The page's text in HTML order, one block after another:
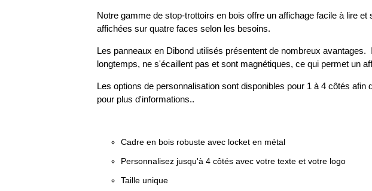
Notre gamme de stop-trottoirs en bois offre un affichage facile à lire
affichées sur quatre faces selon les besoins.
Les panneaux en Dibond utilisés présentent de nombreux
longtemps, ne s'écaillent pas et sont magnétiques, ce qui permet un
Les options de personnalisation sont disponibles pour 1 à 4 côtés
pour plus d'informations..
Cadre en bois robuste avec locket en métal
Personnalisez jusqu'à 4 côtés avec votre texte et votre logo
Taille unique